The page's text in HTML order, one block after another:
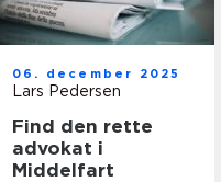
06. december 2025
Lars Pedersen
Find den rette
advokat i
Middelfart